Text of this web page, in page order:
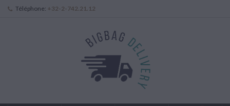
Téléphone: +32-2-742.21.12